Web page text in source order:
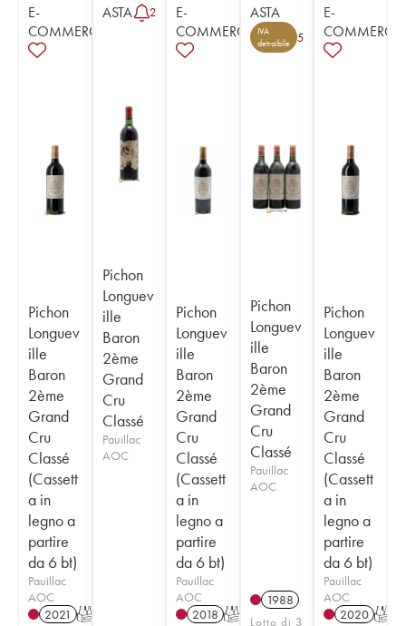
E-
COMMERCE
Pichon
Longuev
ille
Baron
2ème
Grand
Cru
Classé
(Cassett
a in
legno a
partire
da 6 bt)
Pauillac
AOC
2021 T
ASTA 2
Pichon
Longuev
ille
Baron
2ème
Grand
Cru
Classé
Pauillac
AOC
E-
COMMERCE
Pichon
Longuev
ille
Baron
2ème
Grand
Cru
Classé
(Cassett
a in
legno a
partire
da 6 bt)
Pauillac
AOC
2018 T
ASTA
IVA
detraibile
5
Pichon
Longuev
ille
Baron
2ème
Grand
Cru
Classé
Pauillac
AOC
1988
Lotto di 3
E-
COMMERCE
Pichon
Longuev
ille
Baron
2ème
Grand
Cru
Classé
(Cassett
a in
legno a
partire
da 6 bt)
Pauillac
AOC
2020 T